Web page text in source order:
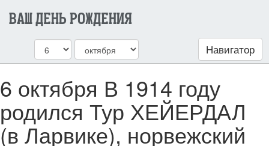
ВАШ ДЕНЬ РОЖДЕНИЯ
Навигатор
6 октября В 1914 году
родился Тур ХЕЙЕРДАЛ
(в Ларвике), норвежский